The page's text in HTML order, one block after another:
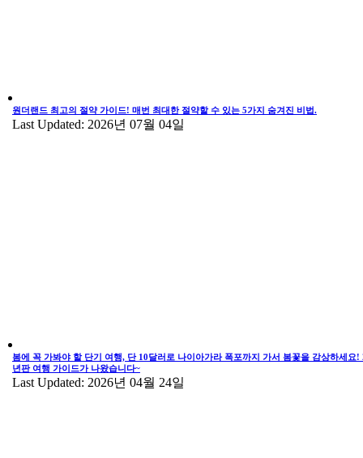
원더랜드 최고의 절약 가이드! 매번 최대한 절약할 수 있는 5가지 숨겨진 비법.
Last Updated: 2026년 07월 04일
봄에 꼭 가봐야 할 단기 여행, 단 10달러로 나이아가라 폭포까지 가서 봄꽃을 감상하세요!
년판 여행 가이드가 나왔습니다~
Last Updated: 2026년 04월 24일